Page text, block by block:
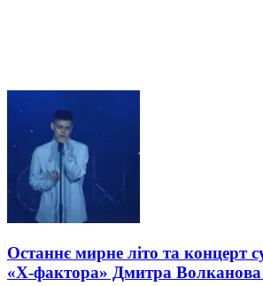
Останнє мирне літо та концерт
«Х-фактора» Дмитра Волканова